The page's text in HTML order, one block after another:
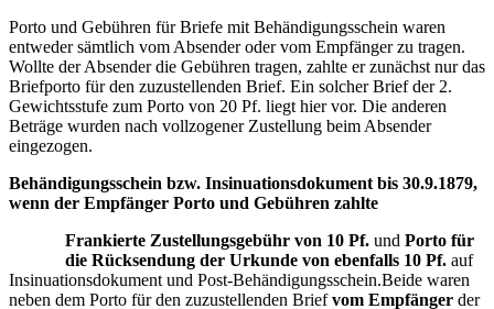
Porto und Gebühren für Briefe mit Behändigungsschein waren
entweder sämtlich vom Absender oder vom Empfänger zu tragen.
Wollte der Absender die Gebühren tragen, zahlte er zunächst nur das
Briefporto für den zuzustellenden Brief. Ein solcher Brief der 2.
Gewichtsstufe zum Porto von 20 Pf. liegt hier vor. Die anderen
Beträge wurden nach vollzogener Zustellung beim Absender
eingezogen.
Behändigungsschein bzw. Insinuationsdokument bis 30.9.1879,
wenn der Empfänger Porto und Gebühren zahlte
Frankierte Zustellungsgebühr von 10 Pf. und Porto für
die Rücksendung der Urkunde von ebenfalls 10 Pf. auf
Insinuationsdokument und Post-Behändigungsschein.Beide waren
neben dem Porto für den zuzustellenden Briefvom Empfänger der